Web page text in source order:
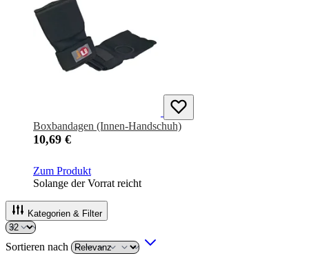
Boxbandagen (Innen-Handschuh)
10,69 €
Zum Produkt
Solange der Vorrat reicht
Kategorien & Filter
Sortieren nach